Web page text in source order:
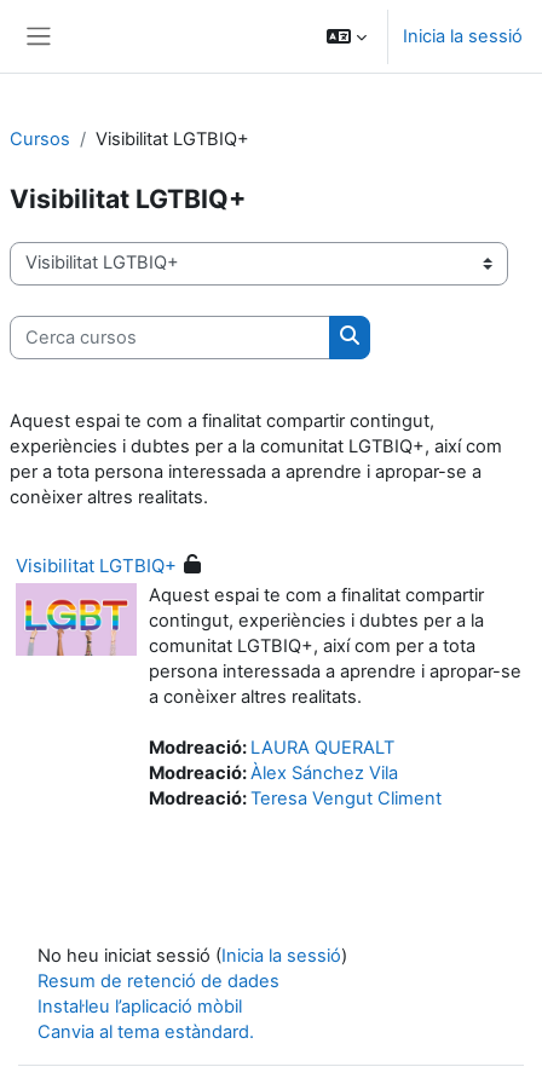
Inicia la sessió
Cursos Visibilitat LGTBIQ+
Visibilitat LGTBIQ+
Categories de cursos
Cerca cursos
Cerca cursos
Aquest espai te com a finalitat compartir contingut,
experiències i dubtes per a la comunitat LGTBIQ+, així com
per a tota persona interessada a aprendre i apropar-se a
conèixer altres realitats.
Visibilitat LGTBIQ+
Aquest espai te com a finalitat compartir
contingut, experiències i dubtes per a la
comunitat LGTBIQ+, així com per a tota
persona interessada a aprendre i apropar-se
a conèixer altres realitats.
Modreació: LAURA QUERALT
Modreació:Àlex Sánchez Vila
Modreació:Teresa Vengut Climent
No heu iniciat sessió (Inicia la sessió)
Resum de retenció de dades
Instal·leu l’aplicació mòbil
Canvia al tema estàndard.